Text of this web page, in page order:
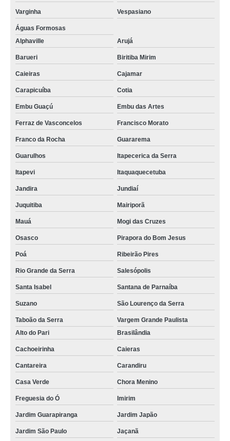
Varginha Vespasiano
Águas Formosas
Alphaville
Arujá
Barueri Biritiba Mirim
Caieiras Cajamar
Carapicuíba Cotia
Embu Guaçú Embu das Artes
Ferraz de Vasconcelos Francisco Morato
Franco da Rocha Guararema
Guarulhos Itapecerica da Serra
Itapevi Itaquaquecetuba
Jandira Jundiaí
Juquitiba Mairiporã
Mauá Mogi das Cruzes
Osasco Pirapora do Bom Jesus
Poá Ribeirão Pires
Rio Grande da Serra Salesópolis
Santa Isabel Santana de Parnaíba
Suzano São Lourenço da Serra
Taboão da Serra
Vargem Grande Paulista
Alto do Pari
Brasilândia
Cachoeirinha Caieras
Cantareira Carandiru
Casa Verde Chora Menino
Freguesia do Ó Imirim
Jardim Guarapiranga Jardim Japão
Jardim São Paulo Jaçanã